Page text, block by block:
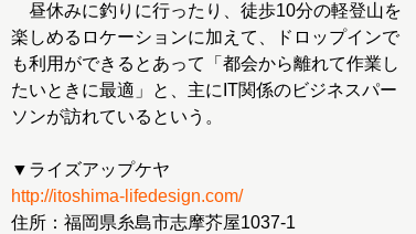
昼休みに釣りに行ったり、徒歩10分の軽登山を
楽しめるロケーションに加えて、ドロップインで
も利用ができるとあって「都会から離れて作業し
たいときに最適」と、主にIT関係のビジネスパー
ソンが訪れているという。
http://itoshima-lifedesign.com/
住所：福岡県糸島市志摩芥屋1037-1